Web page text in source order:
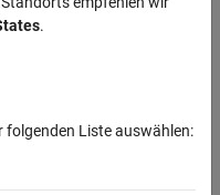
.
folgenden Liste auswählen: